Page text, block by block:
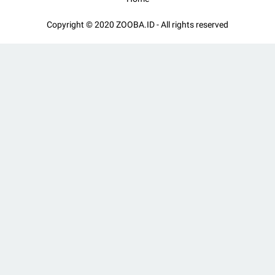
Copyright © 2020 ZOOBA.ID- All rights reserved